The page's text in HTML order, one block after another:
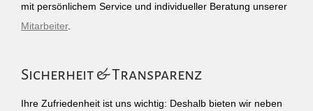
mit persönlichem Service und individueller Beratung unserer
Mitarbeiter.
Sicherheit & Transparenz
Ihre Zufriedenheit ist uns wichtig: Deshalb bieten wir neben